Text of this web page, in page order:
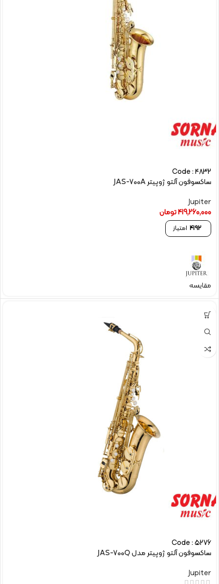
Code : 4832
ساکسوفون آلتو ژوپیتر JAS-700A
Jupiter
419,260,000تومان
4192 امتیاز
مقایسه
Code : 5276
ساکسوفون آلتو ژوپیتر مدل JAS-700Q
Jupiter